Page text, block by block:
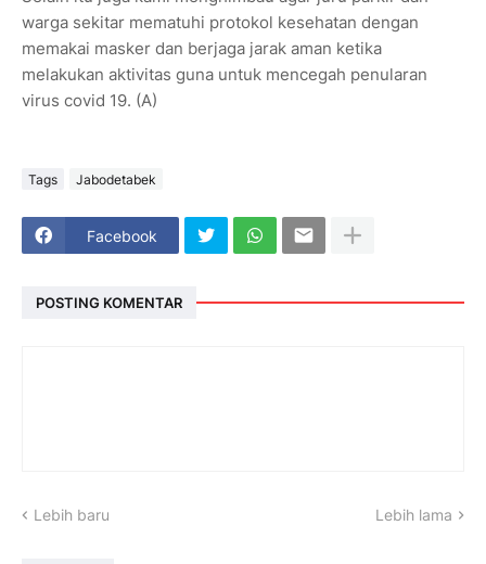
warga sekitar mematuhi protokol kesehatan dengan
memakai masker dan berjaga jarak aman ketika
melakukan aktivitas guna untuk mencegah penularan
virus covid 19. (A)
Tags Jabodetabek
Facebook
POSTING KOMENTAR
Lebih baru Lebih lama